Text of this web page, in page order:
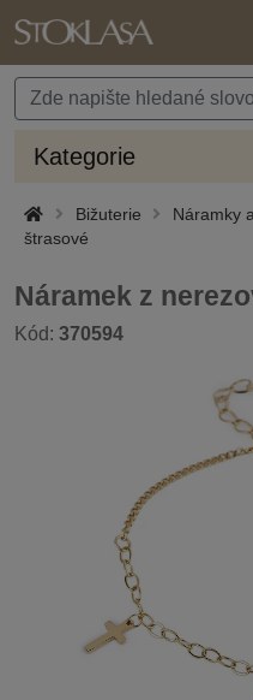
Kategorie
Bižuterie Náramky
štrasové
Náramek z
Kód: 370594